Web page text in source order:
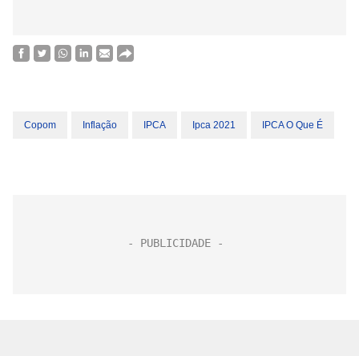
Copom Inflação IPCA Ipca 2021 IPCA O Que É